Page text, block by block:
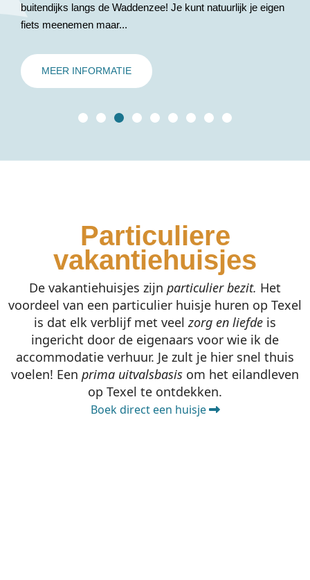
buitendijks langs de Waddenzee! Je kunt natuurlijk je eigen
fiets meenemen maar...
MEER INFORMATIE
Particuliere
vakantiehuisjes
De vakantiehuisjes zijn particulier bezit. Het
voordeel van een particulier huisje huren op Texel
is dat elk verblijf met veelzorg en liefde is
ingericht door de eigenaars voor wie ik de
accommodatie verhuur. Je zult je hier snel thuis
voelen! Een prima uitvalsbasis om het eilandleven
op Texel te ontdekken.
Boek direct een huisje